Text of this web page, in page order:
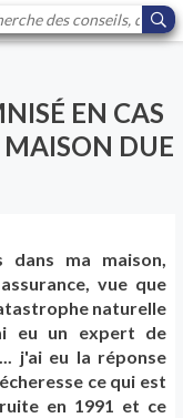
EN CAS
DUE
dans ma maison,
vue que
naturelle
eu un expert de
j'ai eu la réponse
ce qui est
en 1991 et ce